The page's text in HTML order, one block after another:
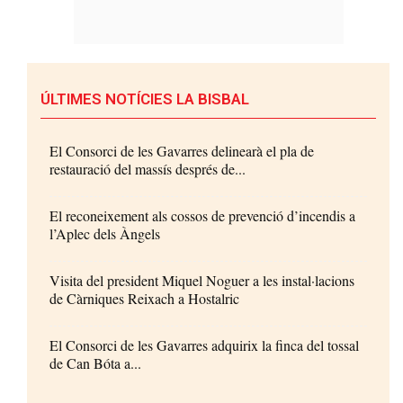
ÚLTIMES NOTÍCIES LA BISBAL
El Consorci de les Gavarres delinearà el pla de
restauració del massís després de...
El reconeixement als cossos de prevenció d’incendis a
l’Aplec dels Àngels
Visita del president Miquel Noguer a les instal·lacions
de Càrniques Reixach a Hostalric
El Consorci de les Gavarres adquirix la finca del tossal
de Can Bóta a...